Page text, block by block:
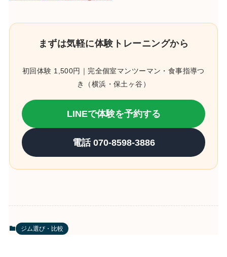
まずは気軽に体験トレーニングから
初回体験 1,500円｜完全個室マンツーマン・食事指導つ
き（横浜・保土ヶ谷）
LINEで体験を予約する
電話 070-8598-3886
ジム選び・比較